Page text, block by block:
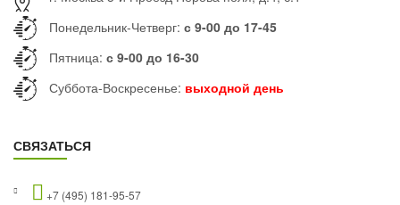
Понедельник-Четверг: с 9-00 до 17-45
Пятница: с 9-00 до 16-30
Суббота-Воскресенье: выходной день
СВЯЗАТЬСЯ
+7 (495) 181-95-57